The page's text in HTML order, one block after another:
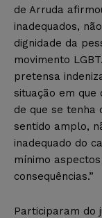
de Arruda
inadequados,
dignidade da
movimento
pretensa
situação em que
de que se tenha
sentido amplo,
inadequado do
mínimo
consequências.”
Participaram do